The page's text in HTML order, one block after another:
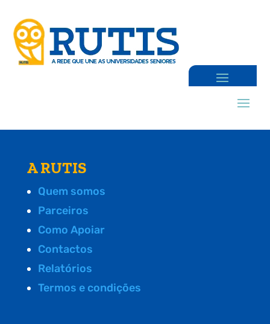
A RUTIS
Quem somos
Parceiros
Como Apoiar
Contactos
Relatórios
Termos e condições